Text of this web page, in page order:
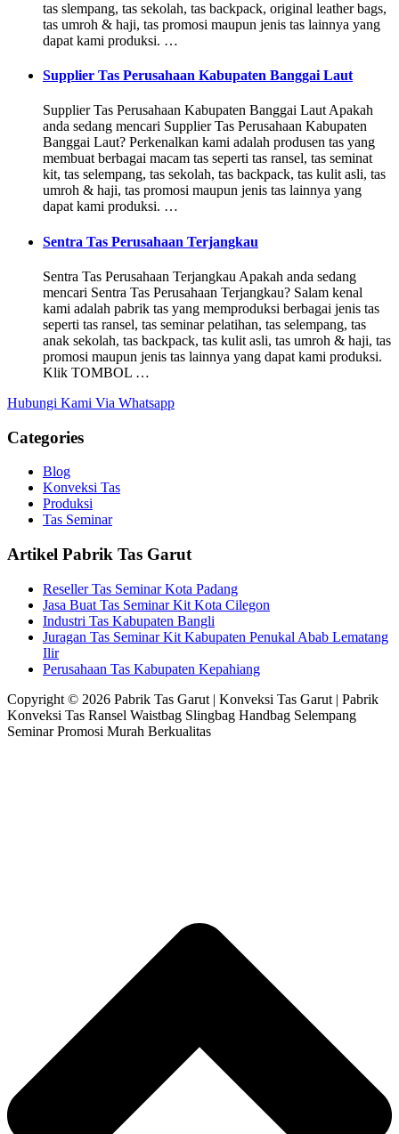
tas slempang, tas sekolah, tas backpack, original leather bags,
tas umroh & haji, tas promosi maupun jenis tas lainnya yang
dapat kami produksi. …
Supplier Tas Perusahaan Kabupaten Banggai Laut
Supplier Tas Perusahaan Kabupaten Banggai Laut Apakah
anda sedang mencari Supplier Tas Perusahaan Kabupaten
Banggai Laut? Perkenalkan kami adalah produsen tas yang
membuat berbagai macam tas seperti tas ransel, tas seminat
kit, tas selempang, tas sekolah, tas backpack, tas kulit asli, tas
umroh & haji, tas promosi maupun jenis tas lainnya yang
dapat kami produksi. …
Sentra Tas Perusahaan Terjangkau
Sentra Tas Perusahaan Terjangkau Apakah anda sedang
mencari Sentra Tas Perusahaan Terjangkau? Salam kenal
kami adalah pabrik tas yang memproduksi berbagai jenis tas
seperti tas ransel, tas seminar pelatihan, tas selempang, tas
anak sekolah, tas backpack, tas kulit asli, tas umroh & haji, tas
promosi maupun jenis tas lainnya yang dapat kami produksi.
Klik TOMBOL …
Hubungi Kami Via Whatsapp
Categories
Blog
Konveksi Tas
Produksi
Tas Seminar
Artikel Pabrik Tas Garut
Reseller Tas Seminar Kota Padang
Jasa Buat Tas Seminar Kit Kota Cilegon
Industri Tas Kabupaten Bangli
Juragan Tas Seminar Kit Kabupaten Penukal Abab Lematang
Ilir
Perusahaan Tas Kabupaten Kepahiang
Copyright © 2026 Pabrik Tas Garut | Konveksi Tas Garut | Pabrik
Konveksi Tas Ransel Waistbag Slingbag Handbag Selempang
Seminar Promosi Murah Berkualitas